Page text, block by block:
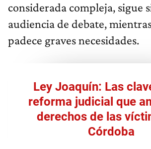
considerada compleja, sigue
audiencia de debate,
padece graves necesidades.
Ley Joaquín: Las
reforma judicial que
derechos de las
Córdoba